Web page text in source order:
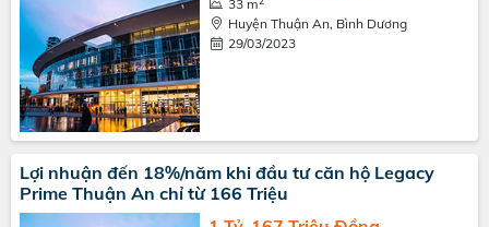
33 m
Huyện Thuận An, Bình Dương
29/03/2023
Lợi nhuận đến 18%/năm khi đầu tư căn hộ Legacy
Prime Thuận An chỉ từ 166 Triệu